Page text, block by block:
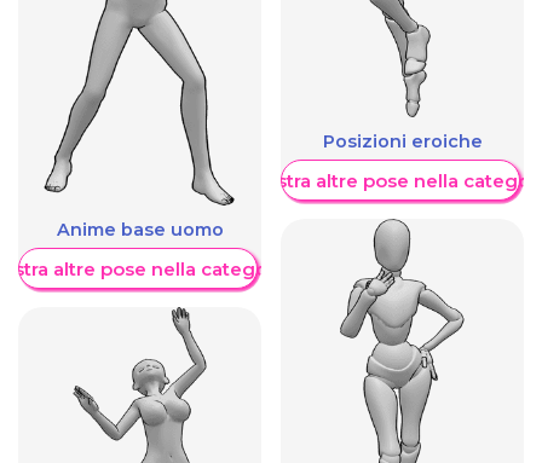
Anime base uomo
altre pose nella categoria
Posizioni eroiche
Mostra altre pose nella